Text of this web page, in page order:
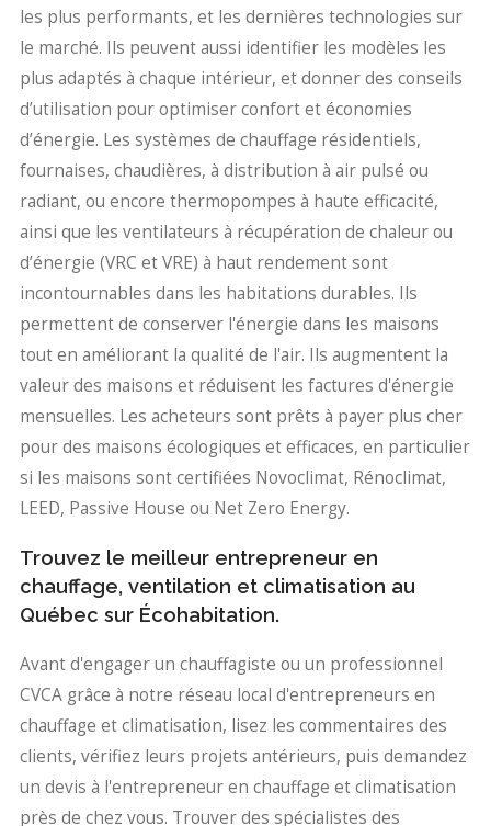
les plus performants, et les dernières technologies sur
le marché. Ils peuvent aussi identifier les modèles les
plus adaptés à chaque intérieur, et donner des conseils
d’utilisation pour optimiser confort et économies
d’énergie. Les systèmes de chauffage résidentiels,
fournaises, chaudières, à distribution à air pulsé ou
radiant, ou encore thermopompes à haute efficacité,
ainsi que les ventilateurs à récupération de chaleur ou
d’énergie (VRC et VRE) à haut rendement sont
incontournables dans les habitations durables. Ils
permettent de conserver l'énergie dans les maisons
tout en améliorant la qualité de l'air. Ils augmentent la
valeur des maisons et réduisent les factures d'énergie
mensuelles. Les acheteurs sont prêts à payer plus cher
pour des maisons écologiques et efficaces, en particulier
si les maisons sont certifiées Novoclimat, Rénoclimat,
LEED, Passive House ou Net Zero Energy.
Trouvez le meilleur entrepreneur en
chauffage, ventilation et climatisation au
Québec sur Écohabitation.
Avant d'engager un chauffagiste ou un professionnel
CVCA grâce à notre réseau local d'entrepreneurs en
chauffage et climatisation, lisez les commentaires des
clients, vérifiez leurs projets antérieurs, puis demandez
un devis à l'entrepreneur en chauffage et climatisation
près de chez vous. Trouver des spécialistes des